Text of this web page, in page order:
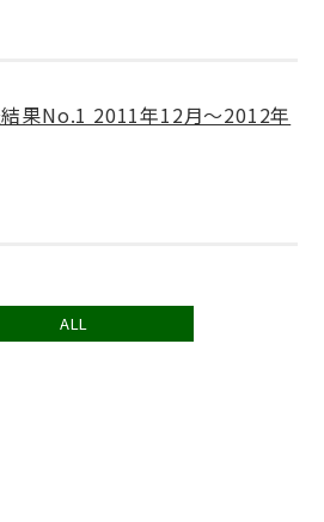
果No.1 2011年12月～2012年
ALL